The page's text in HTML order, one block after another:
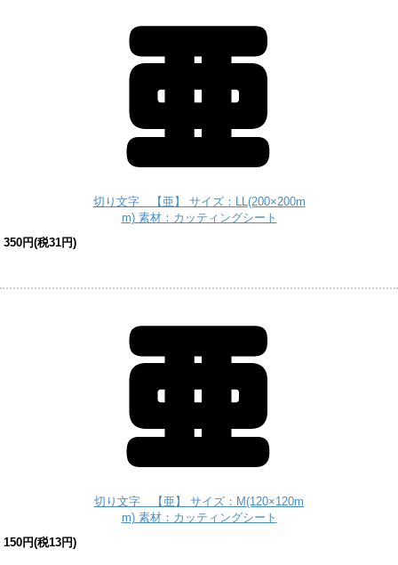
切り文字 【亜】 サイズ：LL(200×200m
m) 素材：カッティングシート
350円(税31円)
切り文字 【亜】 サイズ：M(120×120m
m) 素材：カッティングシート
150円(税13円)